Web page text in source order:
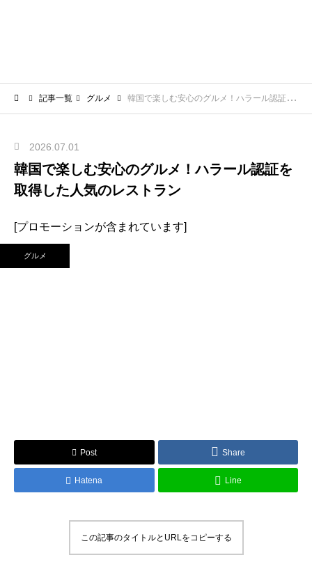
記事一覧 グルメ 韓国で楽しむ安心のグルメ！ハラール認証を取得した人気のレストラン
2026.07.01
韓国で楽しむ安心のグルメ！ハラール認証を
取得した人気のレストラン
[プロモーションが含まれています]
グルメ
Post Share
Hatena Line
この記事のタイトルとURLをコピーする